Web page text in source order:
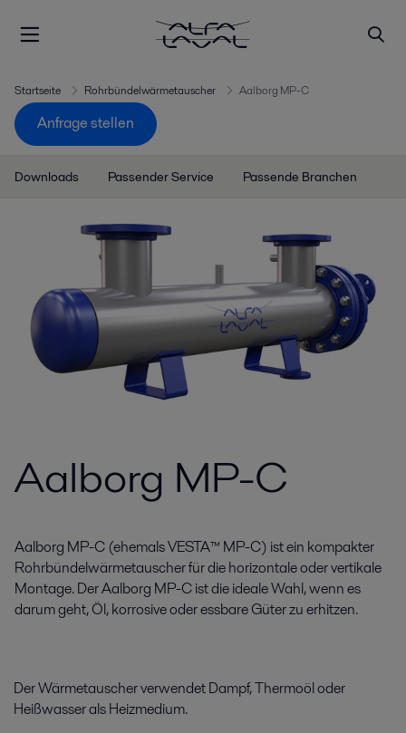
Startseite Rohrbündelwärmetauscher Aalborg MP-C
Anfrage stellen
Downloads Passender Service Passende Branchen
Aalborg MP-C
Aalborg MP-C (ehemals VESTA™ MP-C) ist ein kompakter
Rohrbündelwärmetauscher für die horizontale oder vertikale
Montage. Der Aalborg MP-C ist die ideale Wahl, wenn es
darum geht, Öl, korrosive oder essbare Güter zu erhitzen.
Der Wärmetauscher verwendet Dampf, Thermoöl oder
Heißwasser als Heizmedium.